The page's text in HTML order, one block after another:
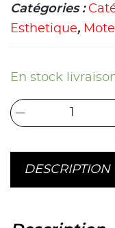
Catégories :
Esthetique,
En stock
DESCRIPTION